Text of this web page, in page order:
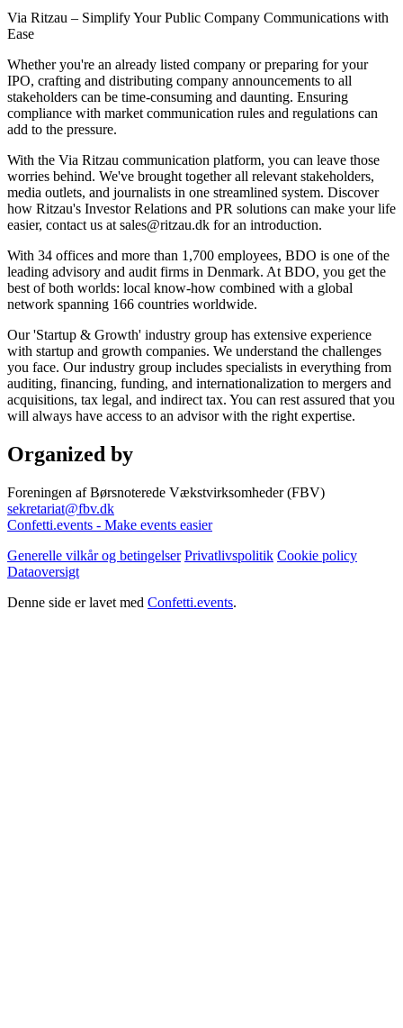
Via Ritzau – Simplify Your Public Company Communications with
Ease
Whether you're an already listed company or preparing for your
IPO, crafting and distributing company announcements to all
stakeholders can be time-consuming and daunting. Ensuring
compliance with market communication rules and regulations can
add to the pressure.
With the Via Ritzau communication platform, you can leave those
worries behind. We've brought together all relevant stakeholders,
media outlets, and journalists in one streamlined system. Discover
how Ritzau's Investor Relations and PR solutions can make your life
easier, contact us at sales@ritzau.dk for an introduction.
With 34 offices and more than 1,700 employees, BDO is one of the
leading advisory and audit firms in Denmark. At BDO, you get the
best of both worlds: local know-how combined with a global
network spanning 166 countries worldwide.
Our 'Startup & Growth' industry group has extensive experience
with startup and growth companies. We understand the challenges
you face. Our industry group includes specialists in everything from
auditing, financing, funding, and internationalization to mergers and
acquisitions, tax legal, and indirect tax. You can rest assured that you
will always have access to an advisor with the right expertise.
Organized by
Foreningen af Børsnoterede Vækstvirksomheder (FBV)
sekretariat@fbv.dk
Confetti.events - Make events easier
Generelle vilkår og betingelser Privatlivspolitik Cookie policy
Dataoversigt
Denne side er lavet med Confetti.events.